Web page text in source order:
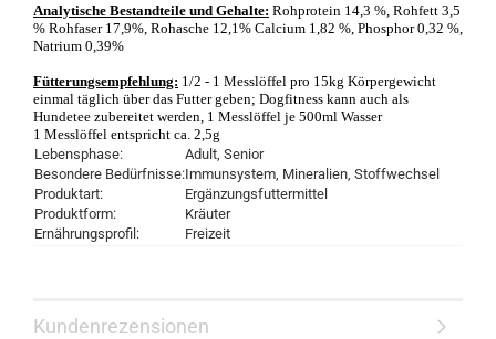
Analytische Bestandteile und Gehalte: Rohprotein 14,3 %, Rohfett 3,5
% Rohfaser 17,9%, Rohasche 12,1% Calcium 1,82 %, Phosphor 0,32 %,
Natrium 0,39%
Fütterungsempfehlung: 1/2 - 1 Messlöffel pro 15kg Körpergewicht
einmal täglich über das Futter geben; Dogfitness kann auch als
Hundetee zubereitet werden, 1 Messlöffel je 500ml Wasser
1 Messlöffel entspricht ca. 2,5g
Lebensphase:
Adult, Senior
Besondere Bedürfnisse:Immunsystem, Mineralien, Stoffwechsel
Produktart:
Ergänzungsfuttermittel
Produktform:
Kräuter
Ernährungsprofil:
Freizeit
Kundenrezensionen